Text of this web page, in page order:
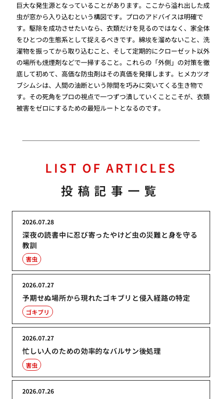
巨大な発生源となっていることがあります。ここから溢れ出した成
虫が窓から入り込むという構図です。プロのアドバイスは明確で
す。駆除を成功させたいなら、衣類だけを見るのではなく、家全体
をひとつの生態系として捉えるべきです。綿埃を溜めないこと、洗
濯物を振ってから取り込むこと、そして定期的にクローゼット以外
の場所も燻煙剤などで一掃すること。これらの「外側」の対策を徹
底して初めて、高価な防虫剤はその真価を発揮します。ヒメカツオ
ブシムシは、人間の油断という隙間を巧みに突いてくる生き物で
す。その死角をプロの視点で一つずつ潰していくことこそが、衣類
被害をゼロにするための最短ルートとなるのです。
LIST OF ARTICLES
投稿記事一覧
深夜の読書中に忍び寄ったやけど虫の災難と身を守る
教訓
2026.07.28
害虫
予期せぬ場所から現れたゴキブリと侵入経路の特定
2026.07.27
ゴキブリ
忙しい人のための効率的なバルサン後処理
2026.07.27
害虫
2026.07.26